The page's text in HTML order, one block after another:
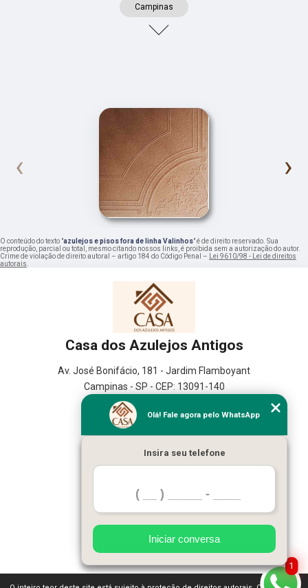
Campinas
‹ ›
O conteúdo do texto "azulejos e pisos fora de linha Valinhos" é de direito reservado. Sua
reprodução, parcial ou total, mesmo citando nossos links, é proibida sem a autorização do autor.
Crime de violação de direito autoral – artigo 184 do Código Penal –
Lei 9610/98 - Lei de direitos
autorais
Casa dos Azulejos Antigos
Av. José Bonifácio, 181 - Jardim Flamboyant
Campinas - SP - CEP: 13091-140
(19) 99655-8915
Home
Empresa
Contato
Mais Serviços
1
Olá! Fale agora pelo WhatsApp
Insira seu telefone
Iniciar conversa